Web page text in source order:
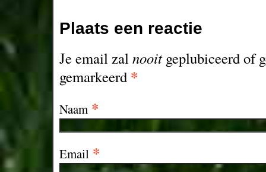
Plaats een reactie
Je email zalnooitgeplubiceerd of
gemarkeerd *
Naam *
Email *